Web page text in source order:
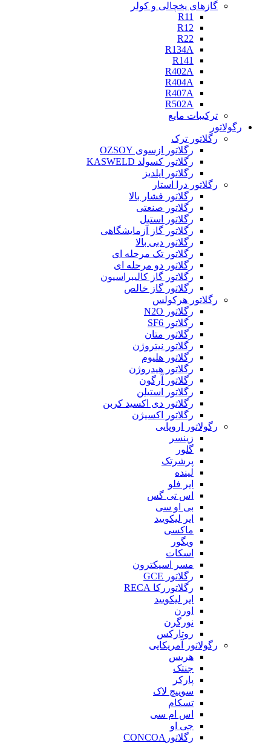
گازهای یخچالی و کولر
R11
R12
R22
R134A
R141
R402A
R404A
R407A
R502A
ترکیبات مایع
رگولاتور
رگلاتور ترک
رگلاتور ازسوی OZSOY
رگلاتور کسولد KASWELD
رگلاتور ایلدیز
رگلاتور درا استار
رگلاتور فشار بالا
رگلاتور صنعتی
رگلاتور استیل
رگلاتور گاز آزمایشگاهی
رگلاتور دبی بالا
رگلاتور تک مرحله ای
رگلاتور دو مرحله ای
رگلاتور گاز کالیبراسیون
رگلاتور گاز خالص
رگلاتور هرکولس
رگلاتور N2O
رگلاتور SF6
رگلاتور متان
رگلاتور نیتروژن
رگلاتور هلیوم
رگلاتور هیدروژن
رگلاتور آرگون
رگلاتور استیلن
رگلاتور دی اکسید کربن
رگلاتور اکسیژن
رگولاتور اروپایی
زینسر
گلور
پرشرتک
لینده
ایر فلو
اس تی گس
بی او سی
ایر لیکویید
ماکسی
ویگور
اسکات
مسر اسپکترون
رگلاتور GCE
رگلاتوررکا RECA
ایر لیکویید
اورن
نورگرن
روتارکس
رگولاتور آمریکایی
هریس
جنتک
پارکر
سوییچ لاک
تسکام
اس ام سی
جی او
رگلاتورCONCOA